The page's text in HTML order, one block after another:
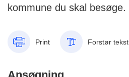
kommune du skal besøge.
Print Forstør tekst